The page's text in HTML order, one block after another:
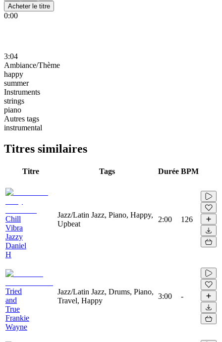
Acheter le titre
0:00
3:04
Ambiance/Thème
happy
summer
Instruments
strings
piano
Autres tags
instrumental
Titres similaires
Titre Tags Durée BPM
Chill
Vibra
Jazzy
Daniel
H
Jazz/Latin Jazz, Piano, Happy,
Upbeat
2:00 126
Tried
and
True
Frankie
Wayne
Jazz/Latin Jazz, Drums, Piano,
Travel, Happy
3:00 -